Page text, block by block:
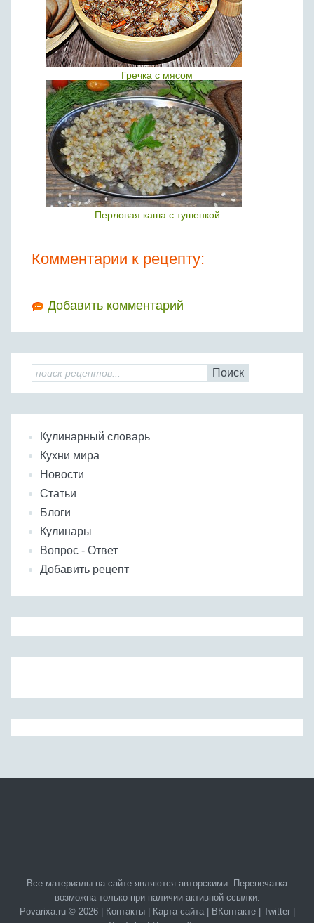
Гречка с мясом
Перловая каша с тушенкой
Комментарии к рецепту:
Добавить комментарий
Поиск
Кулинарный словарь
Кухни мира
Новости
Статьи
Блоги
Кулинары
Вопрос - Ответ
Добавить рецепт
Все материалы на сайте являются авторскими. Перепечатка
возможна только при наличии активной ссылки.
Povarixa.ru © 2026 |
Контакты| Карта сайта| ВКонтакте| Twitter|